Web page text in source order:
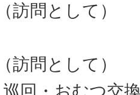
訪問として）
訪問として）
回・おむつ交